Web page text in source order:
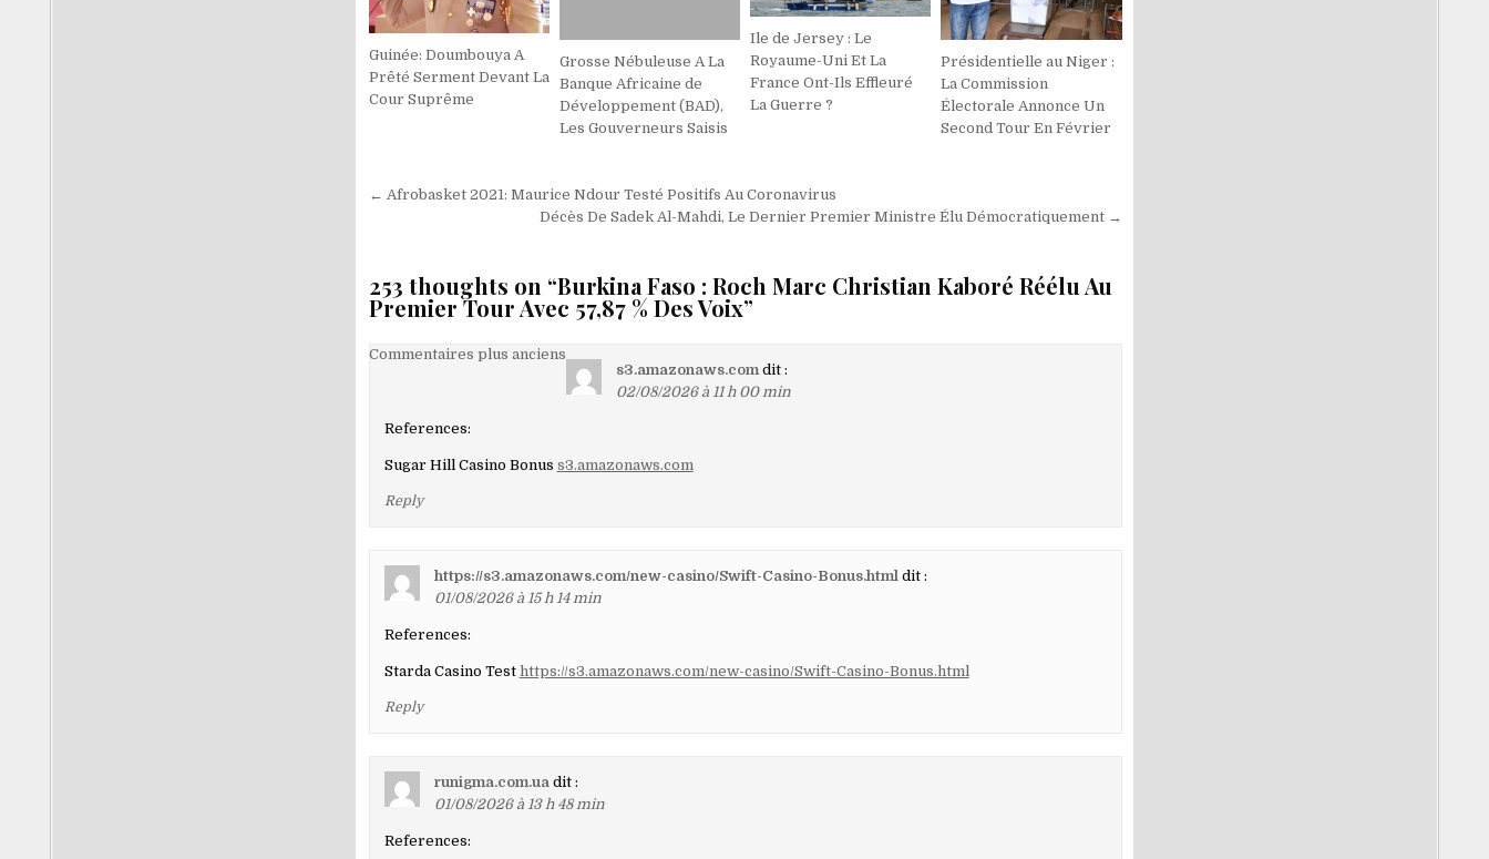
Guinée: Doumbouya A
Prêté Serment Devant La
Cour Suprême
Grosse Nébuleuse A La
Banque Africaine de
Développement (BAD),
Les Gouverneurs Saisis
Ile de Jersey : Le
Royaume-Uni Et La
France Ont-Ils Effleuré
La Guerre ?
Présidentielle au Niger :
La Commission
Électorale Annonce Un
Second Tour En Février
Navigation
← Afrobasket 2021: Maurice Ndour Testé Positifs Au Coronavirus
Décès De Sadek Al-Mahdi, Le Dernier Premier Ministre Élu Démocratiquement →
253 thoughts on “Burkina Faso : Roch Marc Christian Kaboré Réélu Au
Premier Tour Avec 57,87 % Des Voix”
Navigation
les
commentaires
Commentaires plus anciens
s3.amazonaws.com dit :
02/08/2026 à 11 h 00 min
References:
Sugar Hill Casino Bonus s3.amazonaws.com
Reply
https://s3.amazonaws.com/new-casino/Swift-Casino-Bonus.html dit :
01/08/2026 à 15 h 14 min
References:
Starda Casino Test https://s3.amazonaws.com/new-casino/Swift-Casino-Bonus.html
Reply
runigma.com.ua dit :
01/08/2026 à 13 h 48 min
References: